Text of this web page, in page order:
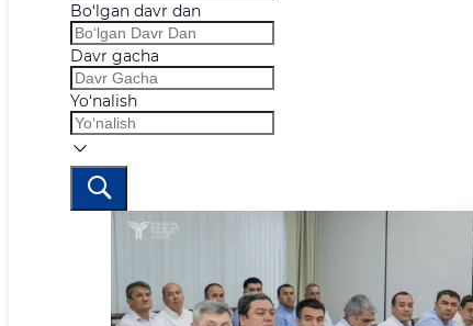
Bo‘lgan davr dan
Davr gacha
Yo‘nalish